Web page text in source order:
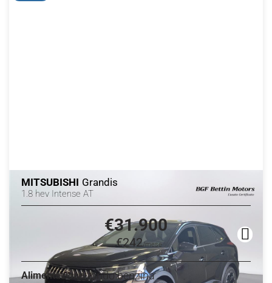
MITSUBISHI Grandis
1.8 hev Intense AT
€31.900
€242/mese
Alimentazione Ibrido benzina